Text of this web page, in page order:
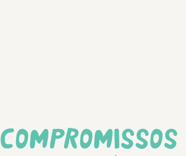
Compromissos